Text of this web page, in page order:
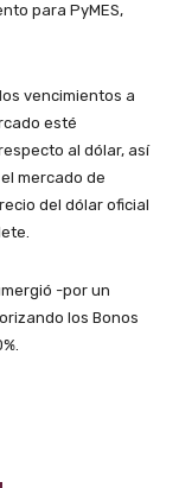
para PyMES,
vencimientos a
esté
al dólar, así
mercado de
del dólar oficial
-por un
los Bonos